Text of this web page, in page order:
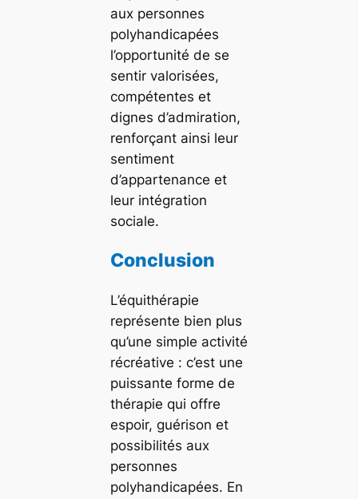
aux personnes
polyhandicapées
l’opportunité de se
sentir valorisées,
compétentes et
dignes d’admiration,
renforçant ainsi leur
sentiment
d’appartenance et
leur intégration
sociale.
Conclusion
L’équithérapie
représente bien plus
qu’une simple activité
récréative : c’est une
puissante forme de
thérapie qui offre
espoir, guérison et
possibilités aux
personnes
polyhandicapées. En